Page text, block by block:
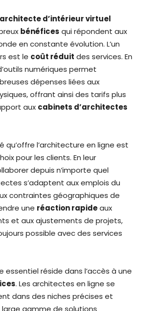
architecte d’intérieur virtuel
bénéfices qui répondent aux
en constante évolution. L’un
est le coût réduit des services. En
numériques permet
dépenses liées aux
offrant ainsi des tarifs plus
aux cabinets d’architectes
qu’offre l’architecture en ligne est
pour les clients. En leur
depuis n’importe quel
s’adaptent aux emplois du
contraintes géographiques de
une réaction rapideaux
et aux ajustements de projets,
possible avec des services
essentiel réside dans l’accès à une
. Les architectes en ligne se
dans des niches précises et
gamme de solutions